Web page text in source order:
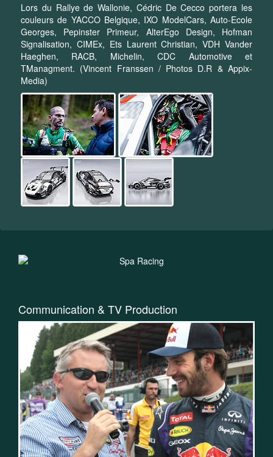
Lors du Rallye de Wallonie, Cédric De Cecco portera les
couleurs de YACCO Belgique, IXO ModelCars, Auto-Ecole
Georges, Pepinster Primeur, AlterEgo Design, Hofman
Signalisation, CIMEx, Ets Laurent Christian, VDH Vander
Haeghen, RACB, Michelin, CDC Automotive et
TManagment. (Vincent Franssen / Photos D.R & Appix-
Media)
Communication & TV Production